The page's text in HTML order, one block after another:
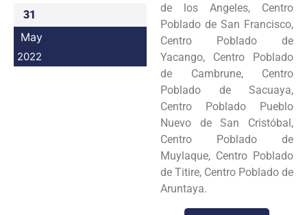
31
May
2022
de los Angeles, Centro
Poblado de San Francisco,
Centro Poblado de
Yacango, Centro Poblado
de Cambrune, Centro
Poblado de Sacuaya,
Centro Poblado Pueblo
Nuevo de San Cristóbal,
Centro Poblado de
Muylaque, Centro Poblado
de Titire, Centro Poblado de
Aruntaya.